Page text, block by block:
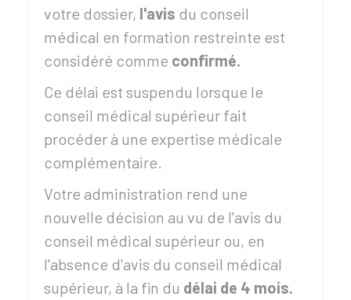
votre dossier, l'avis du conseil
médical en formation restreinte est
considéré comme confirmé.
Ce délai est suspendu lorsque le
conseil médical supérieur fait
procéder à une expertise médicale
complémentaire.
Votre administration rend une
nouvelle décision au vu de l'avis du
conseil médical supérieur ou, en
l'absence d'avis du conseil médical
supérieur, à la fin du délai de 4 mois.